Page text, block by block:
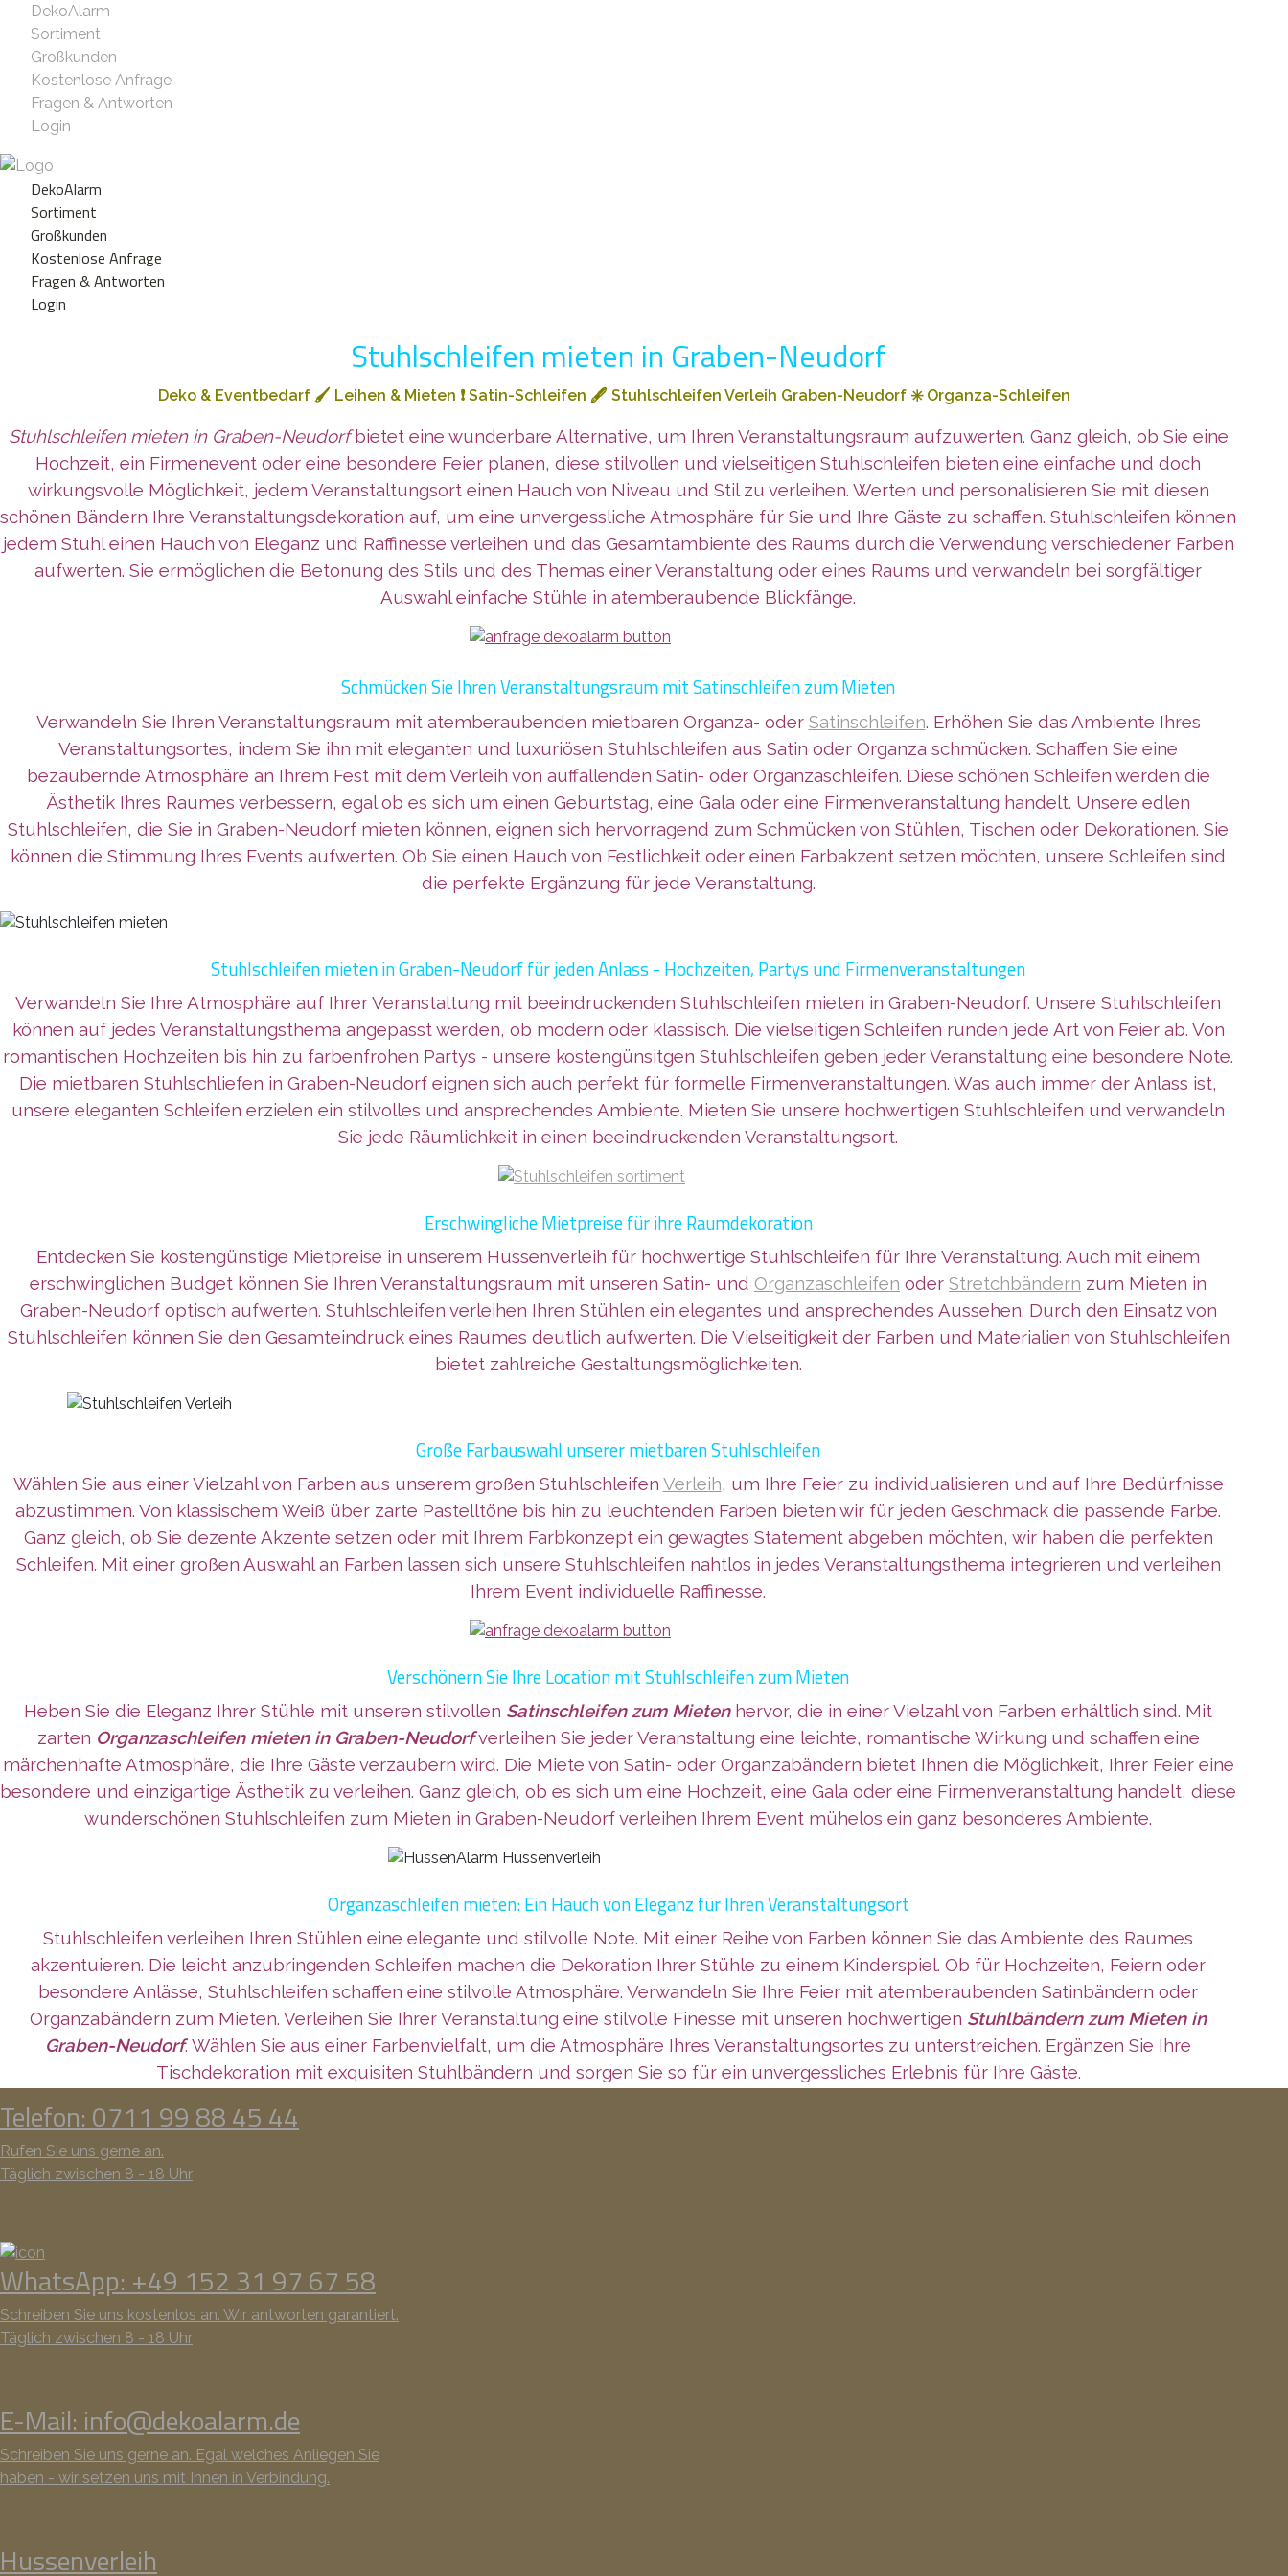
DekoAlarm
Sortiment
Großkunden
Kostenlose Anfrage
Fragen & Antworten
Login
DekoAlarm
Sortiment
Großkunden
Kostenlose Anfrage
Fragen & Antworten
Login
Stuhlschleifen mieten in Graben-Neudorf
Deko & Eventbedarf 🖌️ Leihen & Mieten ❗Satin-Schleifen 🖋️ Stuhlschleifen Verleih Graben-Neudorf ✳️ Organza-Schleifen
Stuhlschleifen mieten in Graben-Neudorfbietet eine wunderbare Alternative, um Ihren Veranstaltungsraum aufzuwerten. Ganz gleich, ob Sie eine
Hochzeit, ein Firmenevent oder eine besondere Feier planen, diese stilvollen und vielseitigen Stuhlschleifen bieten eine einfache und doch
wirkungsvolle Möglichkeit, jedem Veranstaltungsort einen Hauch von Niveau und Stil zu verleihen. Werten und personalisieren Sie mit diesen
schönen Bändern Ihre Veranstaltungsdekoration auf, um eine unvergessliche Atmosphäre für Sie und Ihre Gäste zu schaffen. Stuhlschleifen können
jedem Stuhl einen Hauch von Eleganz und Raffinesse verleihen und das Gesamtambiente des Raums durch die Verwendung verschiedener Farben
aufwerten. Sie ermöglichen die Betonung des Stils und des Themas einer Veranstaltung oder eines Raums und verwandeln bei sorgfältiger
Auswahl einfache Stühle in atemberaubende Blickfänge.
Schmücken Sie Ihren Veranstaltungsraum mit Satinschleifen zum Mieten
Verwandeln Sie Ihren Veranstaltungsraum mit atemberaubenden mietbaren Organza- oder Satinschleifen. Erhöhen Sie das Ambiente Ihres
Veranstaltungsortes, indem Sie ihn mit eleganten und luxuriösen Stuhlschleifen aus Satin oder Organza schmücken. Schaffen Sie eine
bezaubernde Atmosphäre an Ihrem Fest mit dem Verleih von auffallenden Satin- oder Organzaschleifen. Diese schönen Schleifen werden die
Ästhetik Ihres Raumes verbessern, egal ob es sich um einen Geburtstag, eine Gala oder eine Firmenveranstaltung handelt. Unsere edlen
Stuhlschleifen, die Sie in Graben-Neudorf mieten können, eignen sich hervorragend zum Schmücken von Stühlen, Tischen oder Dekorationen. Sie
können die Stimmung Ihres Events aufwerten. Ob Sie einen Hauch von Festlichkeit oder einen Farbakzent setzen möchten, unsere Schleifen sind
die perfekte Ergänzung für jede Veranstaltung.
Stuhlschleifen mieten in Graben-Neudorf für jeden Anlass - Hochzeiten, Partys und Firmenveranstaltungen
Verwandeln Sie Ihre Atmosphäre auf Ihrer Veranstaltung mit beeindruckenden Stuhlschleifen mieten in Graben-Neudorf. Unsere Stuhlschleifen
können auf jedes Veranstaltungsthema angepasst werden, ob modern oder klassisch. Die vielseitigen Schleifen runden jede Art von Feier ab. Von
romantischen Hochzeiten bis hin zu farbenfrohen Partys - unsere kostengünsitgen Stuhlschleifen geben jeder Veranstaltung eine besondere Note.
Die mietbaren Stuhlschliefen in Graben-Neudorf eignen sich auch perfekt für formelle Firmenveranstaltungen. Was auch immer der Anlass ist,
unsere eleganten Schleifen erzielen ein stilvolles und ansprechendes Ambiente. Mieten Sie unsere hochwertigen Stuhlschleifen und verwandeln
Sie jede Räumlichkeit in einen beeindruckenden Veranstaltungsort.
Erschwingliche Mietpreise für ihre Raumdekoration
Entdecken Sie kostengünstige Mietpreise in unserem Hussenverleih für hochwertige Stuhlschleifen für Ihre Veranstaltung. Auch mit einem
erschwinglichen Budget können Sie Ihren Veranstaltungsraum mit unseren Satin- und Organzaschleifen oder Stretchbändern zum Mieten in
Graben-Neudorf optisch aufwerten. Stuhlschleifen verleihen Ihren Stühlen ein elegantes und ansprechendes Aussehen. Durch den Einsatz von
Stuhlschleifen können Sie den Gesamteindruck eines Raumes deutlich aufwerten. Die Vielseitigkeit der Farben und Materialien von Stuhlschleifen
bietet zahlreiche Gestaltungsmöglichkeiten.
Große Farbauswahl unserer mietbaren Stuhlschleifen
Wählen Sie aus einer Vielzahl von Farben aus unserem großen Stuhlschleifen Verleih, um Ihre Feier zu individualisieren und auf Ihre Bedürfnisse
abzustimmen. Von klassischem Weiß über zarte Pastelltöne bis hin zu leuchtenden Farben bieten wir für jeden Geschmack die passende Farbe.
Ganz gleich, ob Sie dezente Akzente setzen oder mit Ihrem Farbkonzept ein gewagtes Statement abgeben möchten, wir haben die perfekten
Schleifen. Mit einer großen Auswahl an Farben lassen sich unsere Stuhlschleifen nahtlos in jedes Veranstaltungsthema integrieren und verleihen
Ihrem Event individuelle Raffinesse.
Verschönern Sie Ihre Location mit Stuhlschleifen zum Mieten
Heben Sie die Eleganz Ihrer Stühle mit unseren stilvollen Satinschleifen zum Mietenhervor, die in einer Vielzahl von Farben erhältlich sind. Mit
zarten Organzaschleifen mieten in Graben-Neudorfverleihen Sie jeder Veranstaltung eine leichte, romantische Wirkung und schaffen eine
märchenhafte Atmosphäre, die Ihre Gäste verzaubern wird. Die Miete von Satin- oder Organzabändern bietet Ihnen die Möglichkeit, Ihrer Feier eine
besondere und einzigartige Ästhetik zu verleihen. Ganz gleich, ob es sich um eine Hochzeit, eine Gala oder eine Firmenveranstaltung handelt, diese
wunderschönen Stuhlschleifen zum Mieten in Graben-Neudorf verleihen Ihrem Event mühelos ein ganz besonderes Ambiente.
Organzaschleifen mieten: Ein Hauch von Eleganz für Ihren Veranstaltungsort
Stuhlschleifen verleihen Ihren Stühlen eine elegante und stilvolle Note. Mit einer Reihe von Farben können Sie das Ambiente des Raumes
akzentuieren. Die leicht anzubringenden Schleifen machen die Dekoration Ihrer Stühle zu einem Kinderspiel. Ob für Hochzeiten, Feiern oder
besondere Anlässe, Stuhlschleifen schaffen eine stilvolle Atmosphäre. Verwandeln Sie Ihre Feier mit atemberaubenden Satinbändern oder
Organzabändern zum Mieten. Verleihen Sie Ihrer Veranstaltung eine stilvolle Finesse mit unseren hochwertigen Stuhlbändern zum Mieten in
Graben-Neudorf. Wählen Sie aus einer Farbenvielfalt, um die Atmosphäre Ihres Veranstaltungsortes zu unterstreichen. Ergänzen Sie Ihre
Tischdekoration mit exquisiten Stuhlbändern und sorgen Sie so für ein unvergessliches Erlebnis für Ihre Gäste.
Telefon: 0711 99 88 45 44
Rufen Sie uns gerne an.
Täglich zwischen 8 - 18 Uhr
WhatsApp: +49 152 31 97 67 58
Schreiben Sie uns kostenlos an. Wir antworten garantiert.
Täglich zwischen 8 - 18 Uhr
E-Mail: info@dekoalarm.de
Schreiben Sie uns gerne an. Egal welches Anliegen Sie
haben - wir setzen uns mit Ihnen in Verbindung.
Hussenverleih